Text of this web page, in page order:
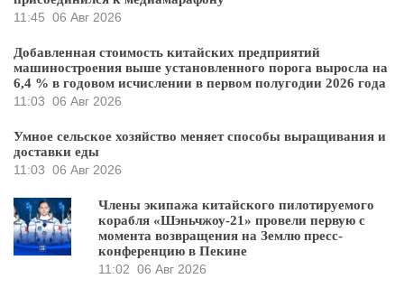
11:45 06 Авг 2026
Добавленная стоимость китайских предприятий
машиностроения выше установленного порога выросла на
6,4 % в годовом исчислении в первом полугодии 2026 года
11:03 06 Авг 2026
Умное сельское хозяйство меняет способы выращивания и
доставки еды
11:03 06 Авг 2026
Члены экипажа китайского пилотируемого
корабля «Шэньчжоу-21» провели первую с
момента возвращения на Землю пресс-
конференцию в Пекине
11:02 06 Авг 2026